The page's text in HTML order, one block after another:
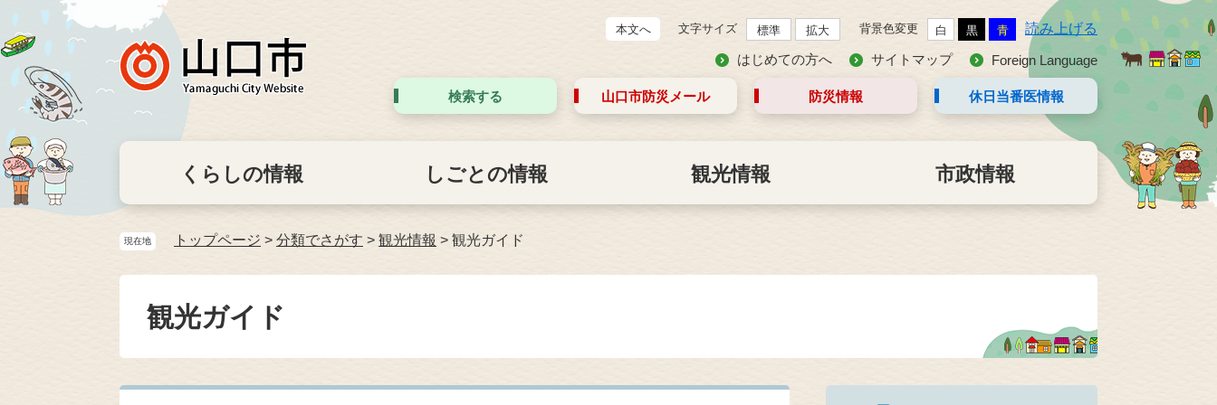
本文へ 文字サイズ 標準 拡大 背景色変更 白 黒 青 読み上げる
はじめての方へ サイトマップ Foreign Language
検索する 山口市防災 メール 防災情報 休日当番医情報
くらしの情報 しごとの情報 観光情報 市政情報
現在地 トップページ > 分類でさがす > 観光情報 > 観光ガイド
観光ガイド